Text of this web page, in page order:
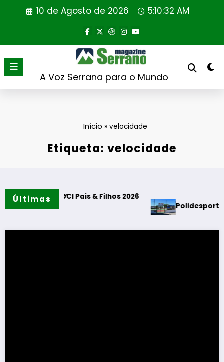
10 de Agosto de 2026 5:10:33 AM
A Voz Serrana para o Mundo
Início » velocidade
Etiqueta: velocidade
Últimas
lançou DCI Pais & Filhos 2026
Polidesportivo e